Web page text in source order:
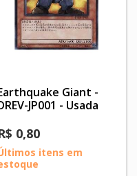
Giant -
JP001 - Usada
0,80
itens em